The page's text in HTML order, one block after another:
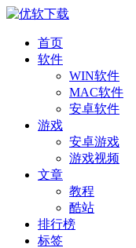
首页
软件
WIN软件
MAC软件
安卓软件
游戏
安卓游戏
游戏视频
文章
教程
酷站
排行榜
标签